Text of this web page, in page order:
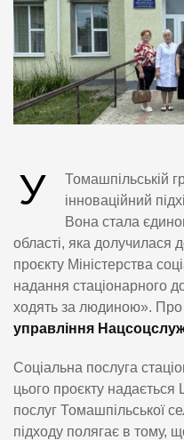
У
Томашпільській
інноваційний
Вона стала
області, яка долучилася
проєкту Міністерства
надання стаціонарного
ходять за людиною».
управління
Соціальна послуга
цього проєкту
послуг Томашпільської
підходу полягає в тому,